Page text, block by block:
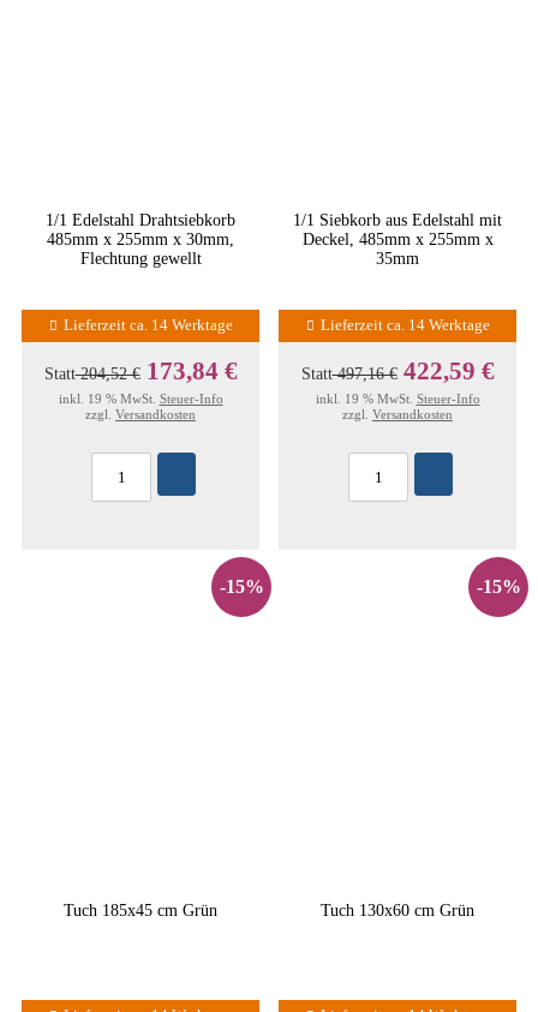
1/1 Edelstahl Drahtsiebkorb
485mm x 255mm x 30mm,
Flechtung gewellt
Lieferzeit ca. 14 Werktage
Statt204,52 € 173,84 €
inkl. 19 % MwSt. Steuer-Info
zzgl. Versandkosten
1/1 Siebkorb aus Edelstahl mit
Deckel, 485mm x 255mm x
35mm
Lieferzeit ca. 14 Werktage
Statt497,16 € 422,59 €
inkl. 19 % MwSt. Steuer-Info
zzgl. Versandkosten
-15%
Tuch 185x45 cm Grün
-15%
Tuch 130x60 cm Grün